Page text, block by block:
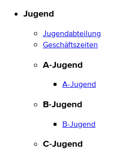
Jugend
Jugendabteilung
Geschäftszeiten
A-Jugend
A-Jugend
B-Jugend
B-Jugend
C-Jugend